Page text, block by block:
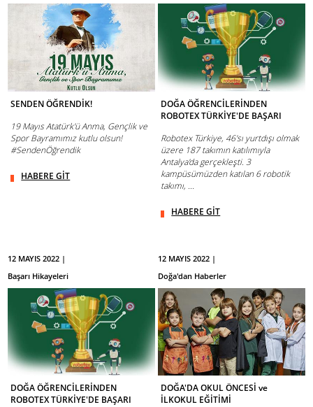
SENDEN ÖĞRENDİK!
19 Mayıs Atatürk'ü Anma, Gençlik ve
Spor Bayramımız kutlu olsun!
#SendenÖğrendik
HABERE GİT
DOĞA ÖĞRENCİLERİNDEN
ROBOTEX TÜRKİYE'DE BAŞARI
Robotex Türkiye, 46'sı yurtdışı olmak
üzere 187 takımın katılımıyla
Antalya'da gerçekleşti. 3
kampüsümüzden katılan 6 robotik
takımı, ...
HABERE GİT
12 MAYIS 2022 |
Başarı Hikayeleri
DOĞA ÖĞRENCİLERİNDEN
ROBOTEX TÜRKİYE'DE BAŞARI
12 MAYIS 2022 |
Doğa'dan Haberler
DOĞA'DA OKUL ÖNCESİ ve
İLKOKUL EĞİTİMİ